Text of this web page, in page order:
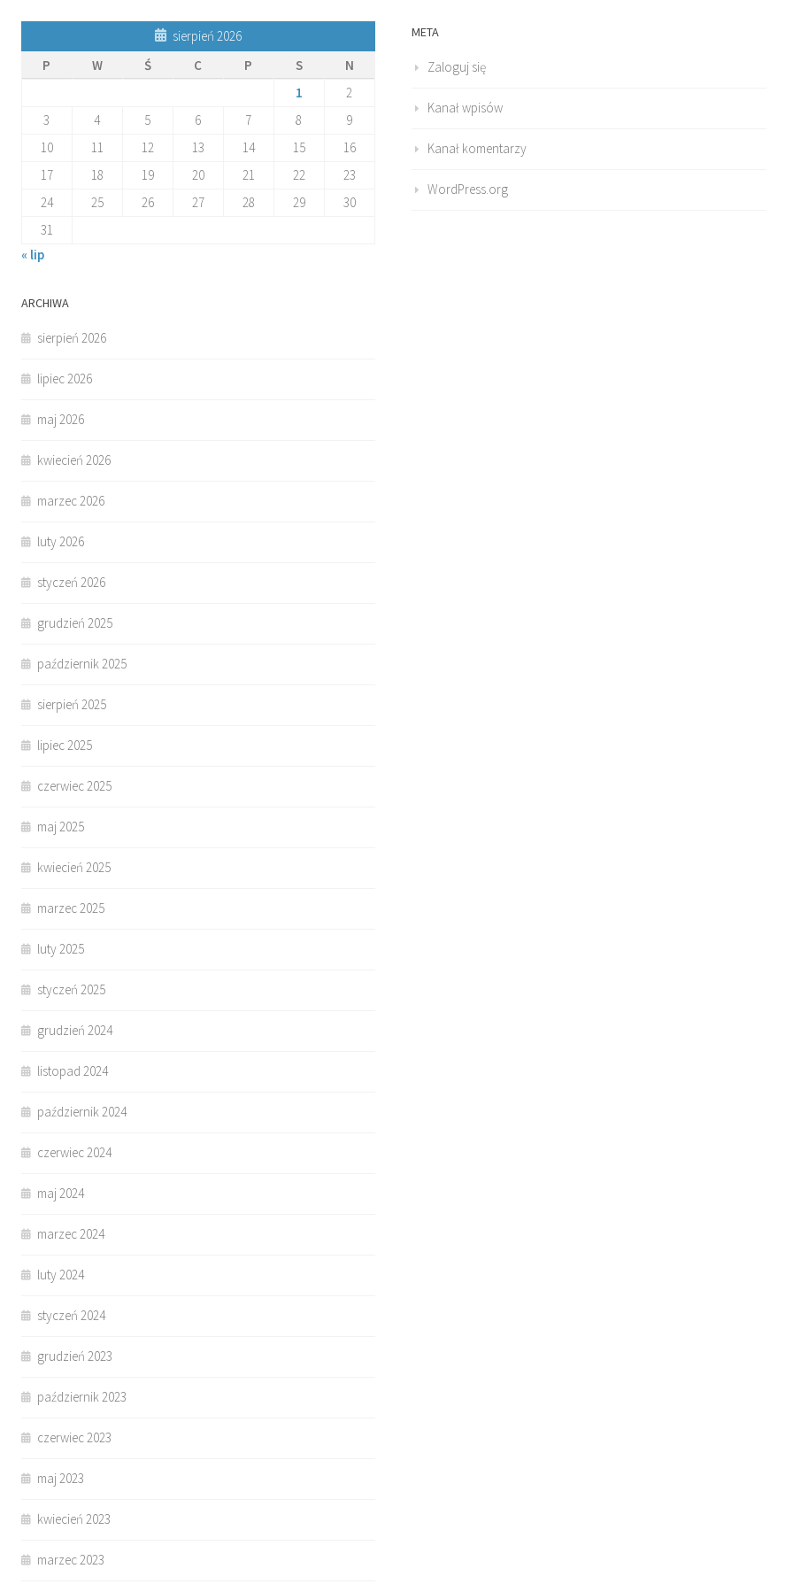
sierpień 2026
P
W Ś C P S
N
1
2
3
4 5 6 7 8
9
10
11 12 13 14 15
16
17
18 19 20 21 22
23
24
25 26 27 28 29
30
31
« lip
ARCHIWA
sierpień 2026
lipiec 2026
maj 2026
kwiecień 2026
marzec 2026
luty 2026
styczeń 2026
grudzień 2025
październik 2025
sierpień 2025
lipiec 2025
czerwiec 2025
maj 2025
kwiecień 2025
marzec 2025
luty 2025
styczeń 2025
grudzień 2024
listopad 2024
październik 2024
czerwiec 2024
maj 2024
marzec 2024
luty 2024
styczeń 2024
grudzień 2023
październik 2023
czerwiec 2023
maj 2023
kwiecień 2023
marzec 2023
META
Zaloguj się
Kanał wpisów
Kanał komentarzy
WordPress.org